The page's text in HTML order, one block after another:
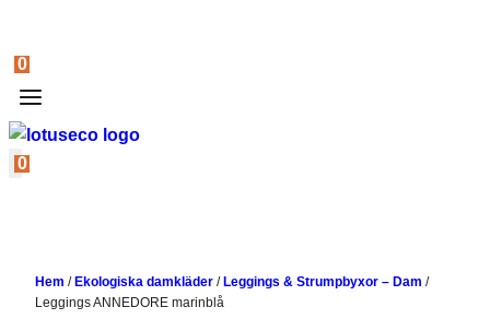
0
0
Hem / Ekologiska damkläder / Leggings & Strumpbyxor – Dam /
Leggings ANNEDORE marinblå